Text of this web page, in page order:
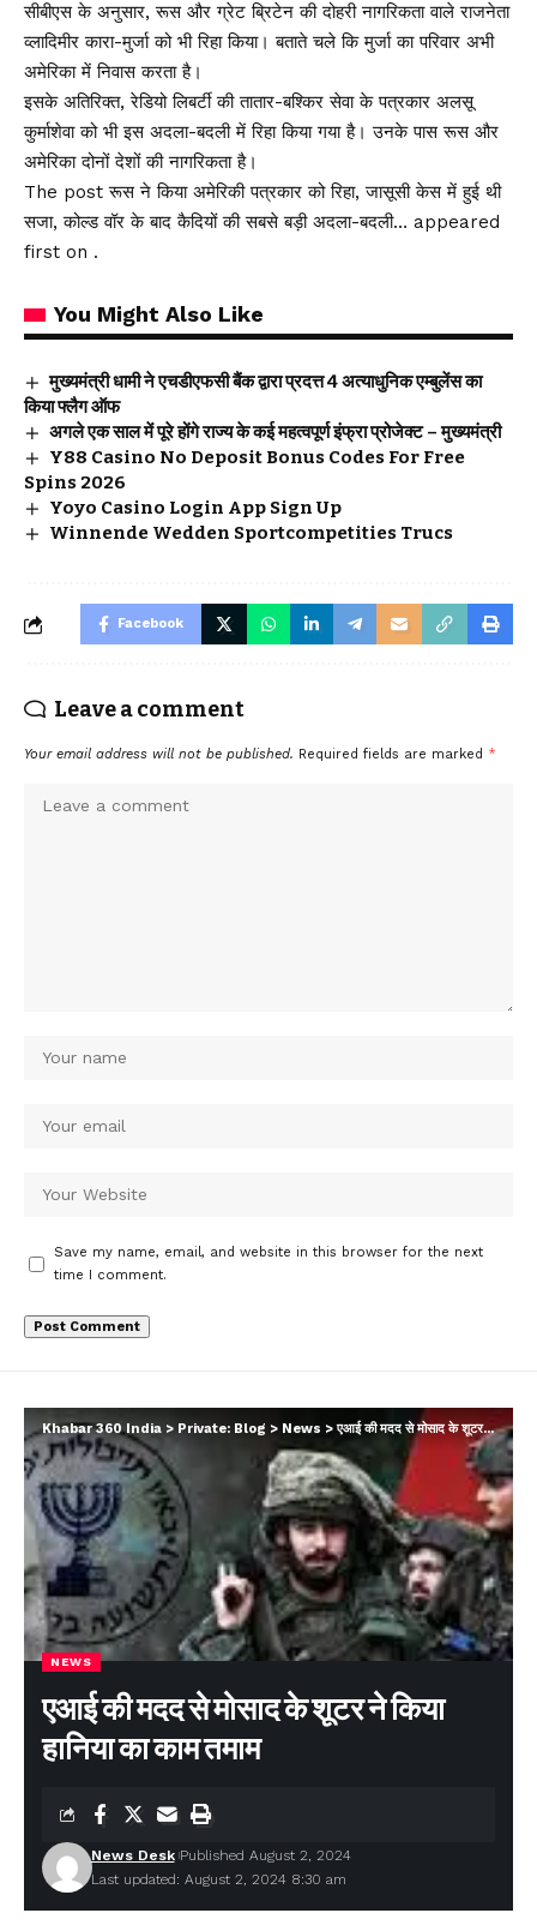
सीबीएस के अनुसार, रूस और ग्रेट ब्रिटेन की दोहरी नागरिकता वाले राजनेता
व्लादिमीर कारा-मुर्जा को भी रिहा किया। बताते चले कि मुर्जा का परिवार अभी
अमेरिका में निवास करता है।
इसके अतिरिक्त, रेडियो लिबर्टी की तातार-बश्किर सेवा के पत्रकार अलसू
कुर्माशेवा को भी इस अदला-बदली में रिहा किया गया है। उनके पास रूस और
अमेरिका दोनों देशों की नागरिकता है।
The post रूस ने किया अमेरिकी पत्रकार को रिहा, जासूसी केस में हुई थी
सजा, कोल्ड वॉर के बाद कैदियों की सबसे बड़ी अदला-बदली… appeared
first on .
You Might Also Like
मुख्यमंत्री धामी ने एचडीएफसी बैंक द्वारा प्रदत्त 4 अत्याधुनिक एम्बुलेंस का
किया फ्लैग ऑफ
अगले एक साल में पूरे होंगे राज्य के कई महत्वपूर्ण इंफ्रा प्रोजेक्ट – मुख्यमंत्री
Y88 Casino No Deposit Bonus Codes For Free
Spins 2026
Yoyo Casino Login App Sign Up
Winnende Wedden Sportcompetities Trucs
Facebook
Leave a comment
Your email address will not be published. Required fields are marked *
Save my name, email, and website in this browser for the next
time I comment.
Khabar 360 India > Private: Blog > News >एआई की मदद से मोसाद के शूटर ने किया हानिया का काम तमाम
NEWS
एआई की मदद से मोसाद के शूटर ने किया
हानिया का काम तमाम
Last updated: August 2, 2024 8:30 am
News Desk Published August 2, 2024